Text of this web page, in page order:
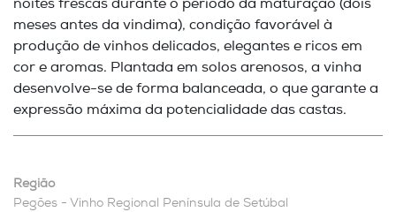
noites frescas durante o período da maturação (dois
meses antes da vindima), condição favorável à
produção de vinhos delicados, elegantes e ricos em
cor e aromas. Plantada em solos arenosos, a vinha
desenvolve-se de forma balanceada, o que garante a
expressão máxima da potencialidade das castas.
Região
Pegões - Vinho Regional Península de Setúbal